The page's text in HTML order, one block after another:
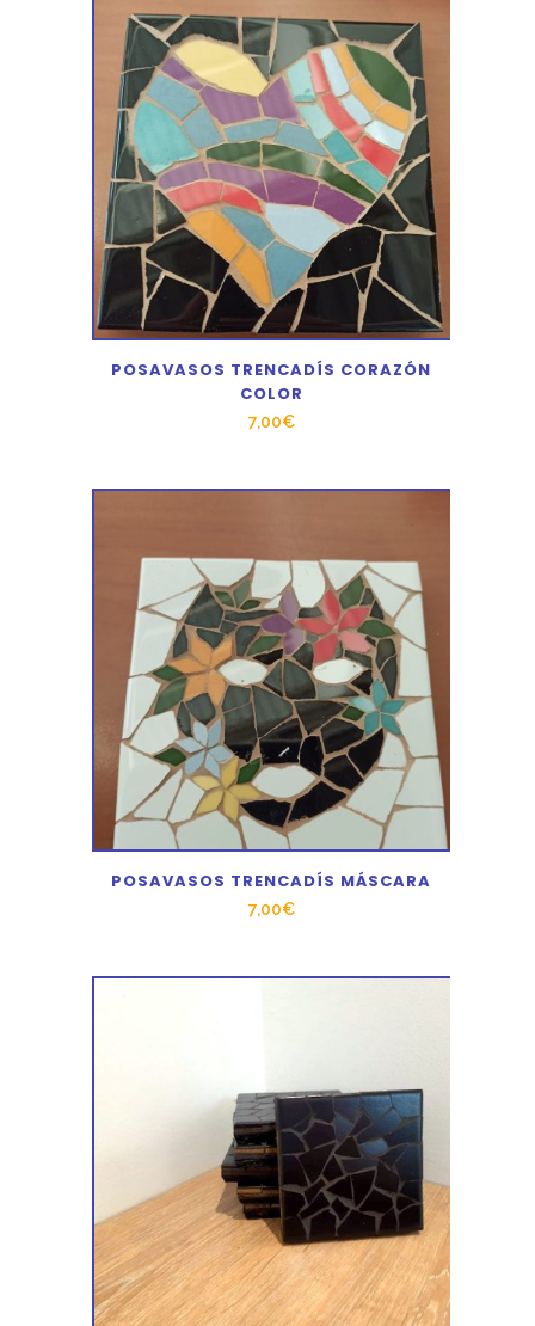
POSAVASOS TRENCADÍS CORAZÓN
COLOR
7,00€
POSAVASOS TRENCADÍS MÁSCARA
7,00€